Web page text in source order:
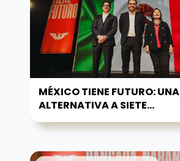
MÉXICO TIENE FUTURO: UNA
ALTERNATIVA A SIETE...